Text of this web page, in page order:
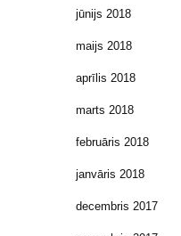
jūnijs 2018
maijs 2018
aprīlis 2018
marts 2018
februāris 2018
janvāris 2018
decembris 2017